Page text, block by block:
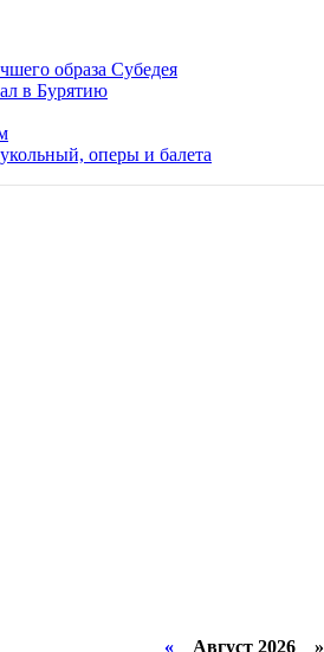
образа Субедея
в Бурятию
оперы и балета
«Август 2026 »